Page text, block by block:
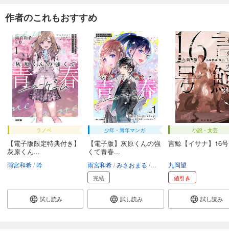
作者のこれもおすすめ
ラノベ
【電子版限定特典付き】
灰原くん...
雨宮和希 吟
試し読み
少年・青年マンガ
【電子版】灰原くんの強
くて青春...
雨宮和希 みさおまる プラス81 吟
完結
試し読み
小説・文芸
言鯨【イサナ】16号
九岡望
値引き
試し読み